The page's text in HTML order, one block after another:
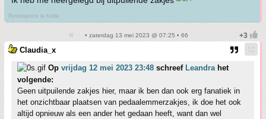
Resistance is futile.
• zaterdag 13 mei 2023 @ 07:25 • 66
Claudia_x
Op vrijdag 12 mei 2023 23:48 schreef Leandra het
volgende:
Geen uitpuilende zakjes hier, maar ik ben dan ook erg fanatiek in
het onzichtbaar plaatsen van pedaalemmerzakjes, ik doe het ook
altijd opnieuw als een ander het gedaan heeft, want dan wel